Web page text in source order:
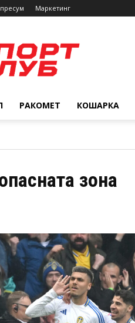
Маркетинг
РАКОМЕТ КОШАРКА
зона